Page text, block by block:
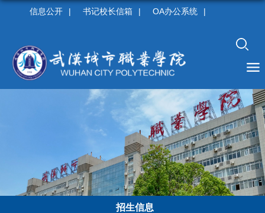
信息公开 | 书记校长信箱 | OA办公系统 |
招生信息